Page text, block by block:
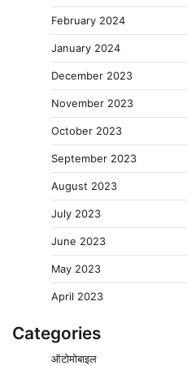
February 2024
January 2024
December 2023
November 2023
October 2023
September 2023
August 2023
July 2023
June 2023
May 2023
April 2023
Categories
ऑटोमोबाइल